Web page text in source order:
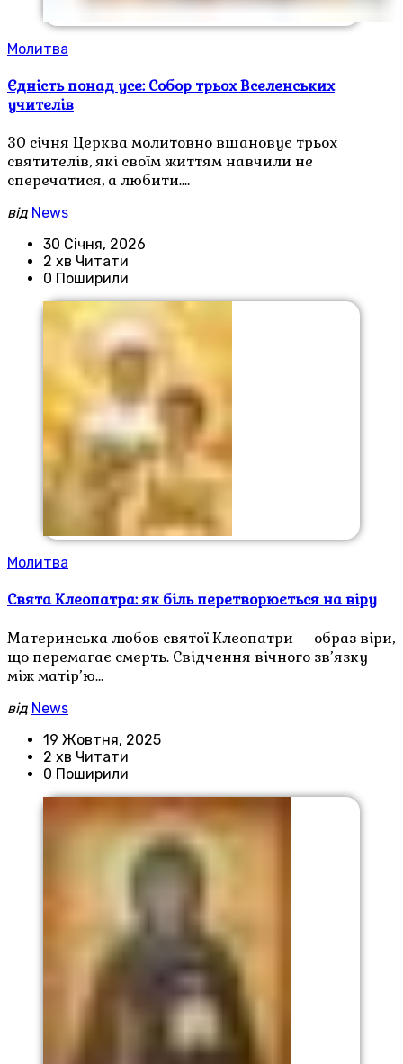
Молитва
Єдність понад усе: Собор трьох Вселенських
учителів
30 січня Церква молитовно вшановує трьох
святителів, які своїм життям навчили не
сперечатися, а любити.…
від News
30 Січня, 2026
2 хв Читати
0 Поширили
Молитва
Свята Клеопатра: як біль перетворюється на віру
Материнська любов святої Клеопатри — образ віри,
що перемагає смерть. Свідчення вічного зв’язку
між матір’ю…
від News
19 Жовтня, 2025
2 хв Читати
0 Поширили